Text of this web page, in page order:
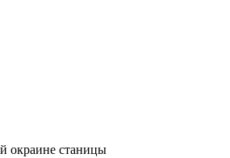
окраине станицы